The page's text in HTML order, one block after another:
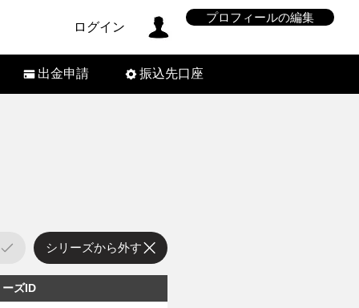
ログイン
プロフィールの編集
出金申請 振込先口座
シリーズから外す
ーズID